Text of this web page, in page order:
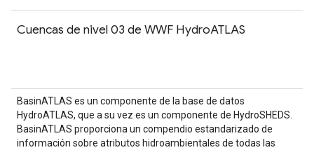
Cuencas de nivel 03 de WWF HydroATLAS
BasinATLAS es un componente de la base de datos
HydroATLAS, que a su vez es un componente de HydroSHEDS.
BasinATLAS proporciona un compendio estandarizado de
información sobre atributos hidroambientales de todas las